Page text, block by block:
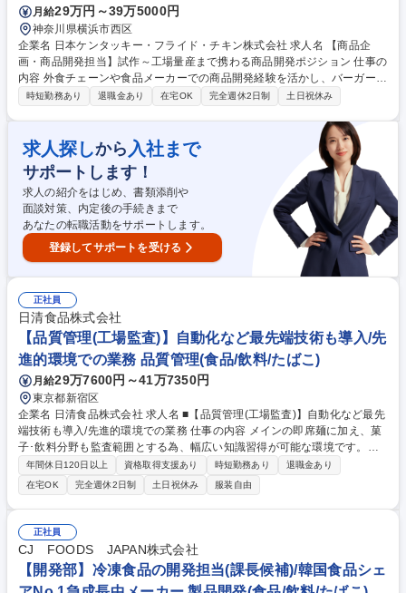
月給29万円～39万5000円
神奈川県横浜市西区
企業名 日本ケンタッキー・フライド・チキン株式会社 求人名 【商品企
画・商品開発担当】試作～工場量産まで携わる商品開発ポジション 仕事の
内容 外食チェーンや食品メーカーでの商品開発経験を活かし、バーガーや
サイド、デザート、ドリンク等の新商品開発を担当。製造工場視察やオペ
体的には】新商品の開発および導入に向けた各種検証、試食会議における
商品プレゼンテーション、新規食材導入に伴う製造工場視察、アレルゲ
ン・栄養成分資料の作成、オペレーションマニュアルの作成、定番商品の
改善・改良、品質向上およびコスト改善などを担当いただきます。 募集職
種 【商品企画・商品開発担当】試作～工場量産まで携わる商品開発ポジシ
ョン
時短勤務あり 退職金あり 在宅OK 完全週休2日制 土日祝休み
求人探しから 入社まで
サポートします！
求人の紹介をはじめ、書類添削や
面談対策、内定後の手続きまで
あなたの転職活動をサポートします。
登録してサポートを受ける
正社員
日清食品株式会社
【品質管理(工場監査)】自動化など最先端技術も導入/先
進的環境での業務 品質管理(食品/飲料/たばこ)
月給29万7600円～41万7350円
東京都新宿区
企業名 日清食品株式会社 求人名 ■【品質管理(工場監査)】自動化など最先
端技術も導入/先進的環境での業務 仕事の内容 メインの即席麺に加え、菓
子･飲料分野も監査範囲とする為、幅広い知識習得が可能な環境です。新
規事業や海外事業の案件にも携われる可能性もあり、グローバルに活躍し
たい方にもおすすめな求人です。 【具体的な業務内容】 ■グループ各工場
の業務管理・監査 ■各工場へのパトロールによる安全衛生・品質管理体制
の監査、指導 ■検査機器等の導入による労働安全、品質管理体制強化のた
めの提案 ■各工場新規設備導入時の監査、指導 ■新工場導入時の監査業務
等 募集職種 ■【品質管理(工場監査)】自動化など最先端技術も導入/先進的
環境での業務
年間休日120日以上 資格取得支援あり 時短勤務あり
退職金あり
在宅OK
完全週休2日制 土日祝休み 服装自由
正社員
CJ FOODS JAPAN株式会社
【開発部】冷凍食品の開発担当(課長候補)/韓国食品シェ